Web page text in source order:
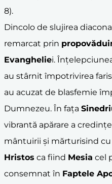
8).
Dincolo de slujirea
remarcat prin
Evangheliei.
au stârnit împotrivirea
au acuzat de blasfemie
Dumnezeu. În fața
vibrantă apărare a
mântuirii și mărturisind cu
Hristos ca fiind Mesia cel
consemnat în Faptele